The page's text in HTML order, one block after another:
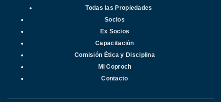
Todas las Propiedades
Socios
Ex Socios
Capacitación
Comisión Ética y Disciplina
Mi Coproch
Contacto